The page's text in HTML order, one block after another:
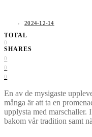
2024-12-14
TOTAL
0
SHARES
0
0
0
En av de mysigaste
många är att ta en
upplysta med marschaller.
bakom vår tradition samt